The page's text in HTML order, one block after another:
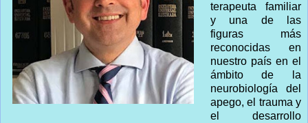
terapeuta familiar
y una de las
figuras más
reconocidas en
nuestro país en el
ámbito de la
neurobiología del
apego, el trauma y
el desarrollo